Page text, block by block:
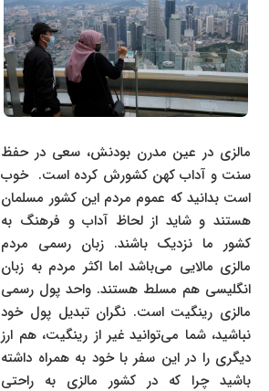
مالزی در عین مدرن بودنش، سعی در حفظ
سنت و آداب کهن کشورش کرده است. خوب
است بدانید که عموم مردم این کشور مسلمان
هستند و شاید از لحاظ آداب و فرهنگ به
کشور ما نزدیک باشند. زبان رسمی مردم
مالزی مالایی می‌باشد اما اکثر مردم به زبان
انگلیسی هم مسلط هستند. واحد پول رسمی
مالزی رینگیت است. نگران تبدیل پول خود
نباشید، شما می‌توانید غیر از رینگیت، هم ارز
دیگری را در این سفر با خود به همراه داشته
باشید چرا که در کشور مالزی به راحتی